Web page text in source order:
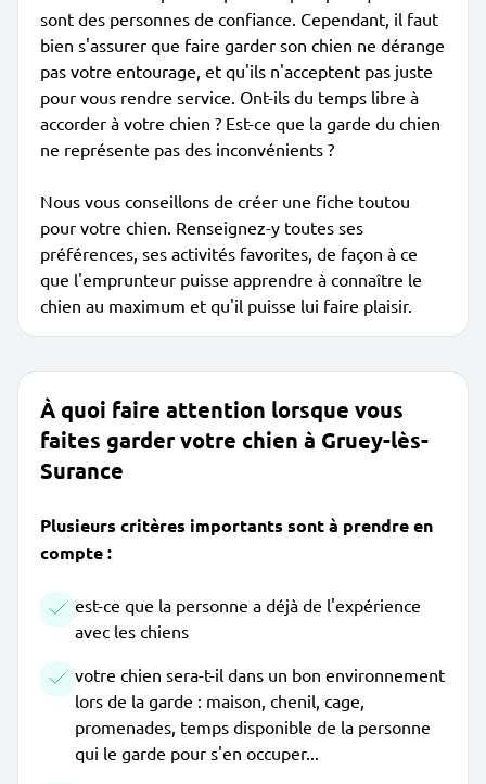
sont des personnes de confiance. Cependant, il faut
bien s'assurer que faire garder son chien ne dérange
pas votre entourage, et qu'ils n'acceptent pas juste
pour vous rendre service. Ont-ils du temps libre à
accorder à votre chien ? Est-ce que la garde du chien
ne représente pas des inconvénients ?
Nous vous conseillons de créer une fiche toutou
pour votre chien. Renseignez-y toutes ses
préférences, ses activités favorites, de façon à ce
que l'emprunteur puisse apprendre à connaître le
chien au maximum et qu'il puisse lui faire plaisir.
À quoi faire attention lorsque vous
faites garder votre chien à Gruey-lès-
Surance
Plusieurs critères importants sont à prendre en
compte :
est-ce que la personne a déjà de l'expérience
avec les chiens
votre chien sera-t-il dans un bon environnement
lors de la garde : maison, chenil, cage,
promenades, temps disponible de la personne
qui le garde pour s'en occuper...